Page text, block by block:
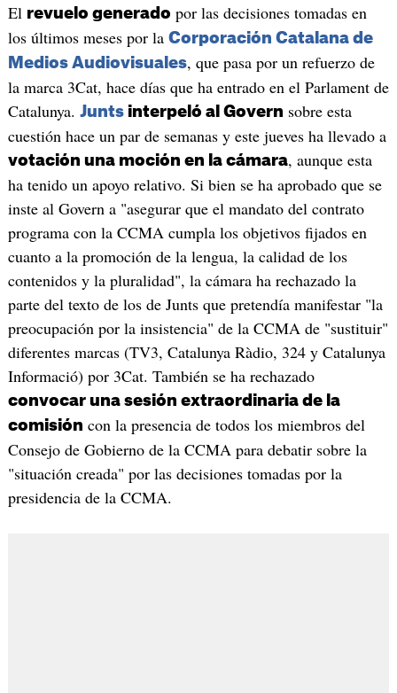
El revuelo generado por las decisiones tomadas en
los últimos meses por la Corporación Catalana de
Medios Audiovisuales, que pasa por un refuerzo de
la marca 3Cat, hace días que ha entrado en el Parlament de
Catalunya. Juntsinterpeló al Govern sobre esta
cuestión hace un par de semanas y este jueves ha llevado a
votación una moción en la cámara, aunque esta
ha tenido un apoyo relativo. Si bien se ha aprobado que se
inste al Govern a "asegurar que el mandato del contrato
programa con la CCMA cumpla los objetivos fijados en
cuanto a la promoción de la lengua, la calidad de los
contenidos y la pluralidad", la cámara ha rechazado la
parte del texto de los de Junts que pretendía manifestar "la
preocupación por la insistencia" de la CCMA de "sustituir"
diferentes marcas (TV3, Catalunya Ràdio, 324 y Catalunya
Informació) por 3Cat. También se ha rechazado
convocar una sesión extraordinaria de la
comisión con la presencia de todos los miembros del
Consejo de Gobierno de la CCMA para debatir sobre la
"situación creada" por las decisiones tomadas por la
presidencia de la CCMA.